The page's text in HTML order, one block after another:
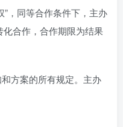
”，同等合作条件下，主办
合作，合作期限为结果
方案的所有规定。主办